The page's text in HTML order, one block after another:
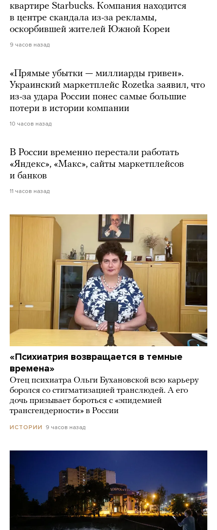
квартире Starbucks. Компания находится
в центре скандала из-за рекламы,
оскорбившей жителей Южной Кореи
9 часов назад
«Прямые убытки — миллиарды гривен».
Украинский маркетплейс Rozetka заявил, что
из-за удара России понес самые большие
потери в истории компании
10 часов назад
В России временно перестали работать
«Яндекс», «Макс», сайты маркетплейсов
и банков
11 часов назад
«Психиатрия возвращается в темные
времена»
Отец психиатра Ольги Бухановской всю карьеру
боролся со стигматизацией транслюдей. А его
дочь призывает бороться с «эпидемией
трансгендерности» в России
ИСТОРИИ 9 часов назад